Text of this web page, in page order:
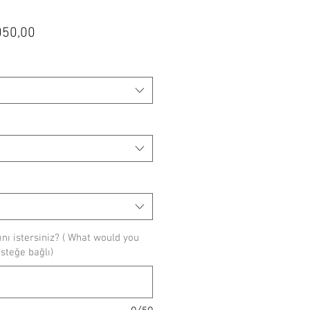
istersiniz? ( What would you
bağlı)